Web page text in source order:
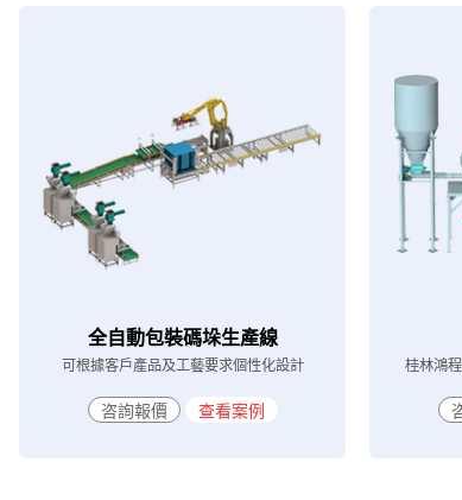
全自動包裝碼垛生產線
可根據客戶產品及工藝要求個性化設計
咨詢報價 查看案例
桂林鴻